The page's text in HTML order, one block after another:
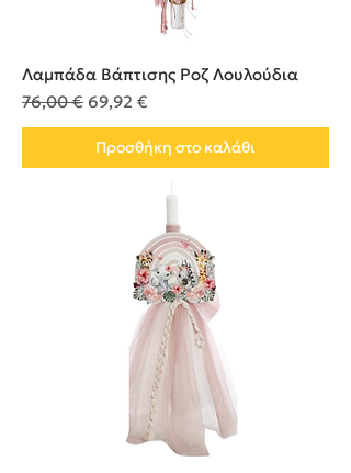
Λαμπάδα Βάπτισης Ροζ Λουλούδια
Κανονική τιμή
76,00 € Τιμή Έκπτωσης
69,92 €
Προσθήκη στο καλάθι